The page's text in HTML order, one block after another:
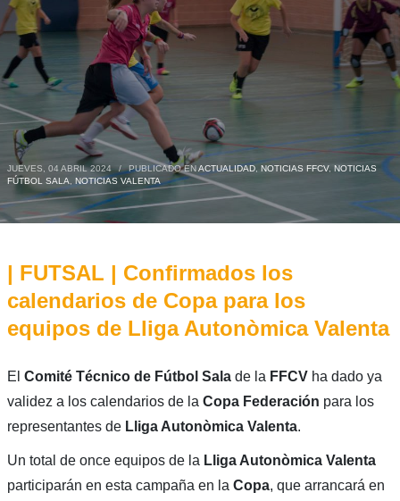
JUEVES, 04 ABRIL 2024 / PUBLICADO ENACTUALIDAD, NOTICIAS FFCV, NOTICIAS
FÚTBOL SALA
NOTICIAS VALENTA
| FUTSAL | Confirmados los
calendarios de Copa para los
equipos de Lliga Autonòmica Valenta
El Comité Técnico de Fútbol Salade la FFCV ha dado ya
validez a los calendarios de la Copa Federación para los
representantes de Lliga Autonòmica Valenta.
Un total de once equipos de la Lliga Autonòmica Valenta
participarán en esta campaña en la Copa, que arrancará en